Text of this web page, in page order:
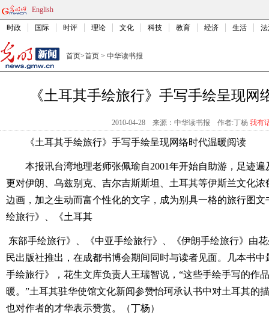
English
时政 国际 时评 理论 文化 科技 教育 经济 生活
首页>首页 > 中华读书报
《土耳其手绘旅行》手写手绘呈现网
2010-04-28 来源：中华读书报 作者:丁杨 我有
《土耳其手绘旅行》手写手绘呈现网络时代温暖阅读
本报讯台湾地理老师张佩瑜自2001年开始自助游，足迹
更对伊朗、乌兹别克、吉尔吉斯斯坦、土耳其等伊斯兰文化
边画，加之生动而富个性化的文字，成为别具一格的旅行图
绘旅行》、《土耳其
东部手绘旅行》、《中亚手绘旅行》、《伊朗手绘旅行》由
民出版社推出，在成都书博会期间同时与读者见面。几本书
手绘旅行》，花生文库负责人王瑞智说，“这些手绘手写的作
暖。”土耳其驻华使馆文化新闻参赞怡珂承认书中对土耳其的
也对作者的才华表示赞赏。（丁杨）